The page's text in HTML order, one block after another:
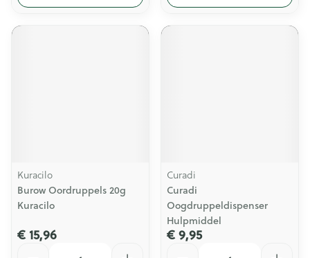
Kuracilo
Burow Oordruppels 20g
Kuracilo
€ 15,96
Curadi
Curadi
Oogdruppeldispenser
Hulpmiddel
€ 9,95